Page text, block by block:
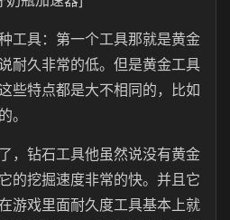
工具：第一个工具那就是黄金
耐久非常的低。但是黄金工具
些特点都是大不相同的，比如
。
，钻石工具他虽然说没有黄金
的挖掘速度非常的快。并且它
游戏里面耐久度工具基本上就